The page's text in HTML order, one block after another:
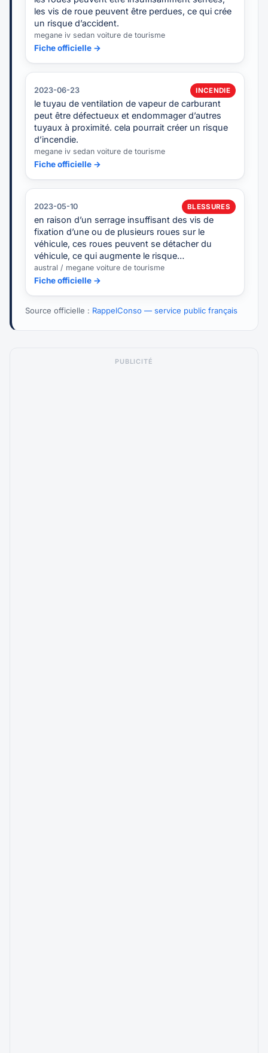
les vis de roue peuvent être perdues, ce qui crée
un risque d’accident.
megane iv sedan voiture de tourisme
Fiche officielle →
2023-06-23 INCENDIE
le tuyau de ventilation de vapeur de carburant
peut être défectueux et endommager d’autres
tuyaux à proximité. cela pourrait créer un risque
d’incendie.
megane iv sedan voiture de tourisme
Fiche officielle →
2023-05-10 BLESSURES
en raison d’un serrage insuffisant des vis de
fixation d’une ou de plusieurs roues sur le
véhicule, ces roues peuvent se détacher du
véhicule, ce qui augmente le risque…
austral / megane voiture de tourisme
Fiche officielle →
Source officielle : RappelConso — service public français
PUBLICITÉ